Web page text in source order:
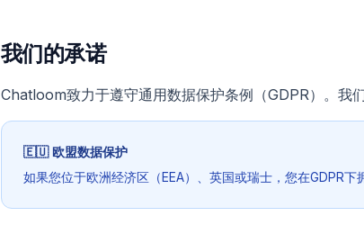
我们的承诺
Chatloom致力于遵守通用数据保护条例（GDPR）。我
🇪🇺欧盟数据保护
如果您位于欧洲经济区（EEA）、英国或瑞士，您在GDPR下